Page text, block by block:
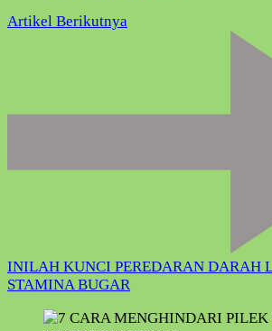
Artikel Berikutnya
INILAH KUNCI PEREDARAN DARAH
STAMINA BUGAR